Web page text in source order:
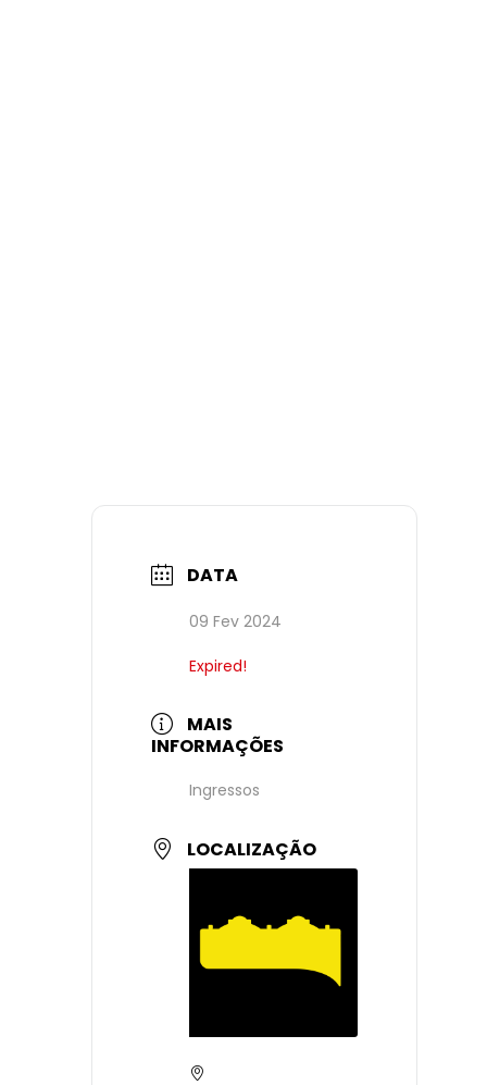
DATA
09 Fev 2024
Expired!
MAIS
INFORMAÇÕES
Ingressos
LOCALIZAÇÃO